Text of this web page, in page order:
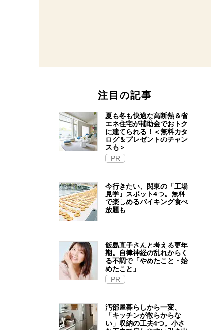
注目の記事
夏も冬も快適な高断熱＆省
エネ住宅が補助金でおトク
に建てられる！＜無料カタ
ログ＆プレゼントのチャン
スも＞
PR
今行きたい、関東の「工場
見学」スポット4つ。無料
で楽しめるバイキング食べ
放題も
飯島直子さんと考える更年
期。自律神経の乱れからく
る不調で「やめたこと・始
めたこと」
PR
汚部屋暮らしから一変、
「キッチンが散らからな
い」収納の工夫4つ。小さ